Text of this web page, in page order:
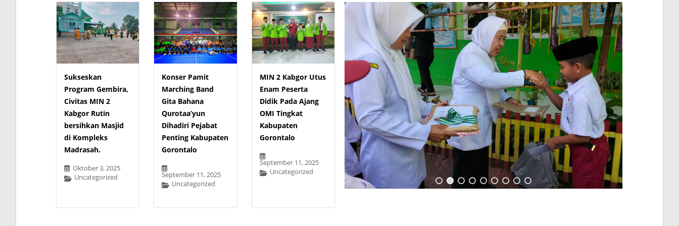
Sukseskan
Program Gembira,
Civitas MIN 2
Kabgor Rutin
bersihkan Masjid
di Kompleks
Madrasah.
Oktober 3, 2025
Uncategorized
Konser Pamit
Marching Band
Gita Bahana
Qurotaa’yun
Dihadiri Pejabat
Penting Kabupaten
Gorontalo
September 11, 2025
Uncategorized
MIN 2 Kabgor Utus
Enam Peserta
Didik Pada Ajang
OMI Tingkat
Kabupaten
Gorontalo
September 11, 2025
Uncategorized